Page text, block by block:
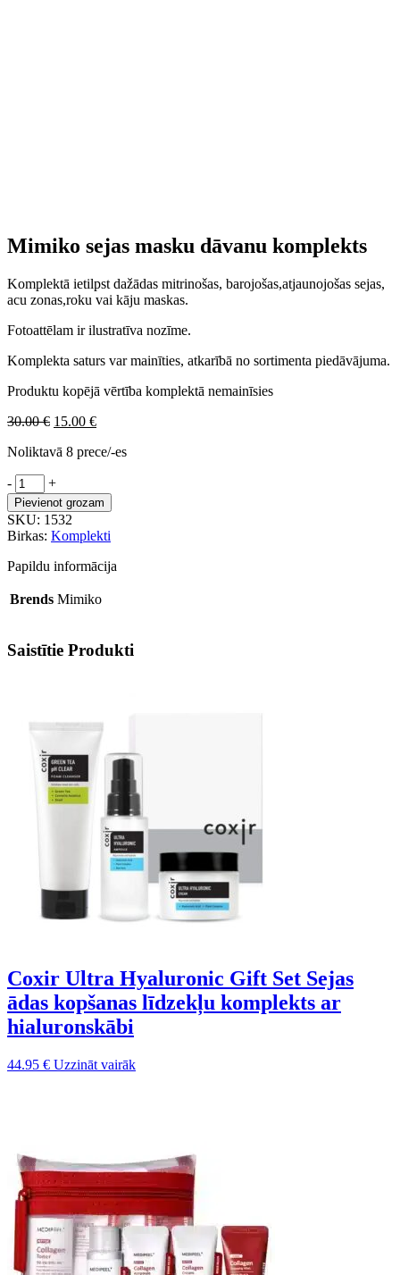
Mimiko sejas masku dāvanu komplekts
Komplektā ietilpst dažādas mitrinošas, barojošas,atjaunojošas sejas,
acu zonas,roku vai kāju maskas.
Fotoattēlam ir ilustratīva nozīme.
Komplekta saturs var mainīties, atkarībā no sortimenta piedāvājuma.
Produktu kopējā vērtība komplektā nemainīsies
30.00€ Sākotnējā
bija:
15.00 €Pašreizējā
ir:
Noliktavā 8 prece/-es
- Mimiko
sejas
masku
dāvanu
komplekts
daudzums
+
Pievienot grozam
SKU: 1532
Birkas: Komplekti
Papildu informācija
Brends Mimiko
Saistītie Produkti
Coxir Ultra Hyaluronic Gift Set Sejas
ādas kopšanas līdzekļu komplekts ar
hialuronskābi
44.95 € Uzzināt vairāk